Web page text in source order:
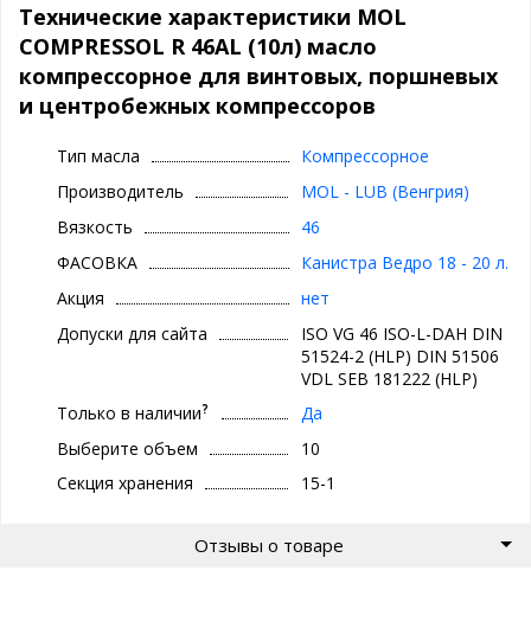
Класс вязкости: ISO VG 46
ISO-L-DAH
DIN 51524-2 (HLP)
DIN 51506 VDL
MOL Compressol R 46 AL в основном рекомендуется для
смазывания винтовых и пластинчатых компрессоров,
используемых на мобильном и стационарном оборудовании.
Отлично подходит для винтовых компрессоров с впрыском
масла.
MOL Compressol R 46 AL обладает отличными
эксплуатационными свойствами даже в условиях работы
оборудования в тяжелых условиях. Оно отлично работает в
компрессорах с температурой нагнетания воздуха до 160°C.
Особенно рекомендуется применение масла в компрессорах,
масла и повышенное образование отложений. Масло MOL
Compressol R 46 AL совместимо со всеми конструкционными
маслами, используемыми в компрессорах.
Технические характеристики MOL
COMPRESSOL R 46AL (10л) масло
компрессорное для винтовых, поршневых
и центробежных компрессоров
Тип масла
Компрессорное
Производитель
MOL - LUB (Венгрия)
Вязкость
46
ФАСОВКА
Канистра Ведро 18 - 20 л.
Акция
нет
Допуски для сайта
ISO VG 46 ISO-L-DAH DIN
51524-2 (HLP) DIN 51506
VDL SEB 181222 (HLP)
Только в наличии?
Да
Выберите объем
10
Секция хранения
15-1
Отзывы о товаре